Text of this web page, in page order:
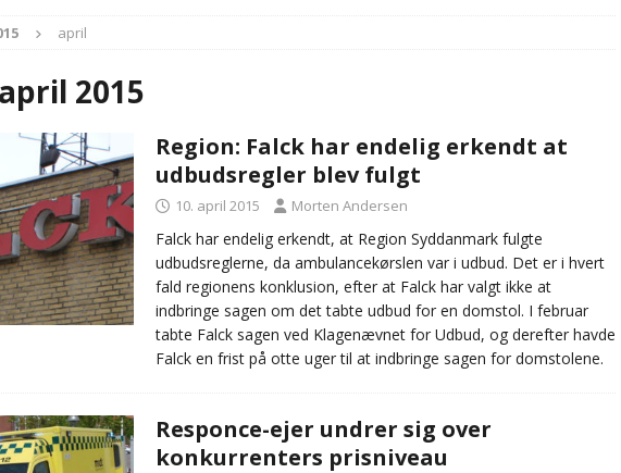
BRANDVÆSEN
[ 4. august 2026 ] Ny treårig politiuddannelse skal ruste betjentene til mere kompleks
[ 3. august 2026 ]
Kommunerne driver flere brandstationer, mens Falcks andel fortsætter
med at falde
BRANDVÆSEN
[ 5. august 2026 ]
i det offentlige
PRÆHOSPITAL
april
april 2015
Region: Falck har endelig erkendt at
udbudsregler blev fulgt
10. april 2015 Morten Andersen
Falck har endelig erkendt, at Region Syddanmark fulgte
udbudsreglerne, da ambulancekørslen var i udbud. Det er i hvert
fald regionens konklusion, efter at Falck har valgt ikke at
indbringe sagen om det tabte udbud for en domstol. I februar
tabte Falck sagen ved Klagenævnet for Udbud, og derefter havde
Falck en frist på otte uger til at indbringe sagen for domstolene.
Responce-ejer undrer sig over
konkurrenters prisniveau